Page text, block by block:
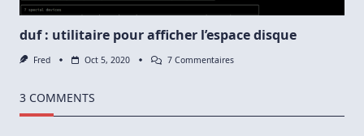
duf : utilitaire pour afficher l’espace disque
Fred Oct 5, 2020 7 CommentairesSur
Afficher
3 COMMENTS